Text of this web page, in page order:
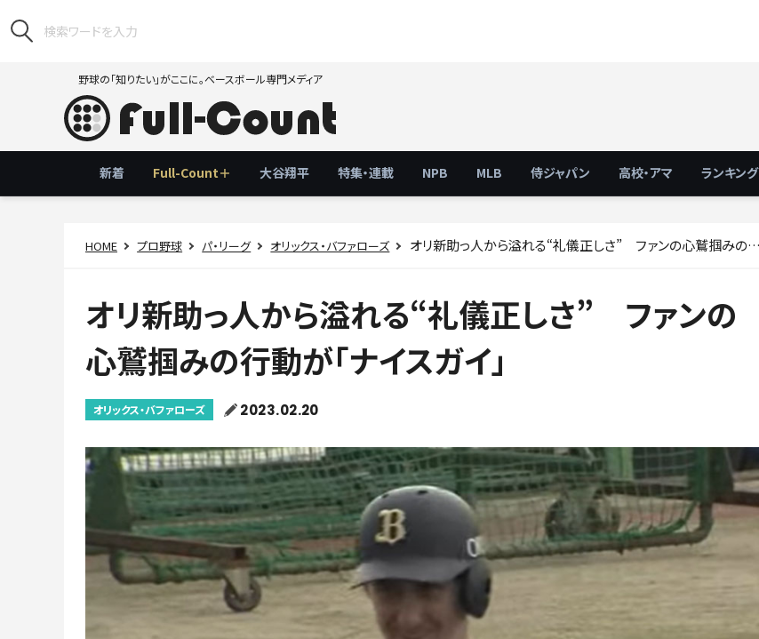
野球の「知りたい」がここに。ベースボール専門メディア
新着 Full-Count＋ 大谷翔平 特集・連載 NPB MLB 侍ジャパン 高校・アマ ランキング
HOME プロ野球 パ・リーグ オリックス・バファローズ オリ新助っ人から溢れる“礼儀正しさ” ファンの心鷲掴みの行動が「ナイスガイ」
オリ新助っ人から溢れる“礼儀正しさ” ファンの
心鷲掴みの行動が「ナイスガイ」
オリックス・バファローズ 2023.02.20